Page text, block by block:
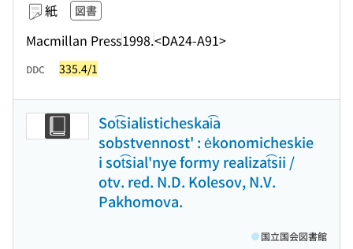
紙 図書
Macmillan Press1998.<DA24-A91>
DDC 335.4/1
Sot͡sialisticheskai͡a
sobstvennost' : ėkonomicheskie
i sot͡sial'nye formy realizat͡sii /
otv. red. N.D. Kolesov, N.V.
Pakhomova.
国立国会図書館